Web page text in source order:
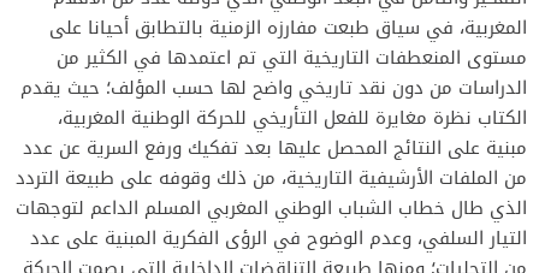
المغربية، في سياق طبعت مفارزه الزمنية بالتطابق أحيانا على
مستوى المنعطفات التاريخية التي تم اعتمدها في الكثير من
الدراسات من دون نقد تاريخي واضح لها حسب المؤلف؛ حيث يقدم
الكتاب نظرة مغايرة للفعل التأريخي للحركة الوطنية المغربية،
مبنية على النتائج المحصل عليها بعد تفكيك ورفع السرية عن عدد
من الملفات الأرشيفية التاريخية، من ذلك وقوفه على طبيعة التردد
الذي طال خطاب الشباب الوطني المغربي المسلم الداعم لتوجهات
التيار السلفي، وعدم الوضوح في الرؤى الفكرية المبنية على عدد